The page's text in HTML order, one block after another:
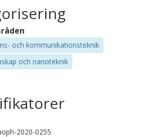
och kommunikationsteknik
och nanoteknik
2020-0255